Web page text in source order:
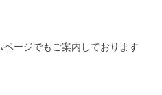
ージでもご案内しております